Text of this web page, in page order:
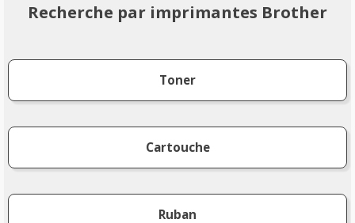
Recherche par imprimantes Brother
Toner
Cartouche
Ruban